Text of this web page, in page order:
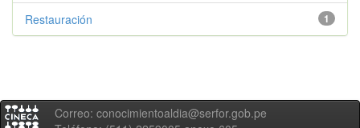
1
Restauración
Correo: conocimientoaldia@serfor.gob.pe